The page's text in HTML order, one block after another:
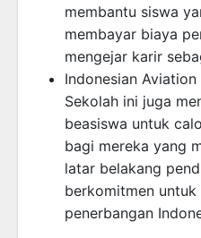
membantu siswa
membayar biaya
mengejar karir
Indonesian
Sekolah ini juga
beasiswa untuk
bagi mereka yang
latar belakang
berkomitmen
penerbangan